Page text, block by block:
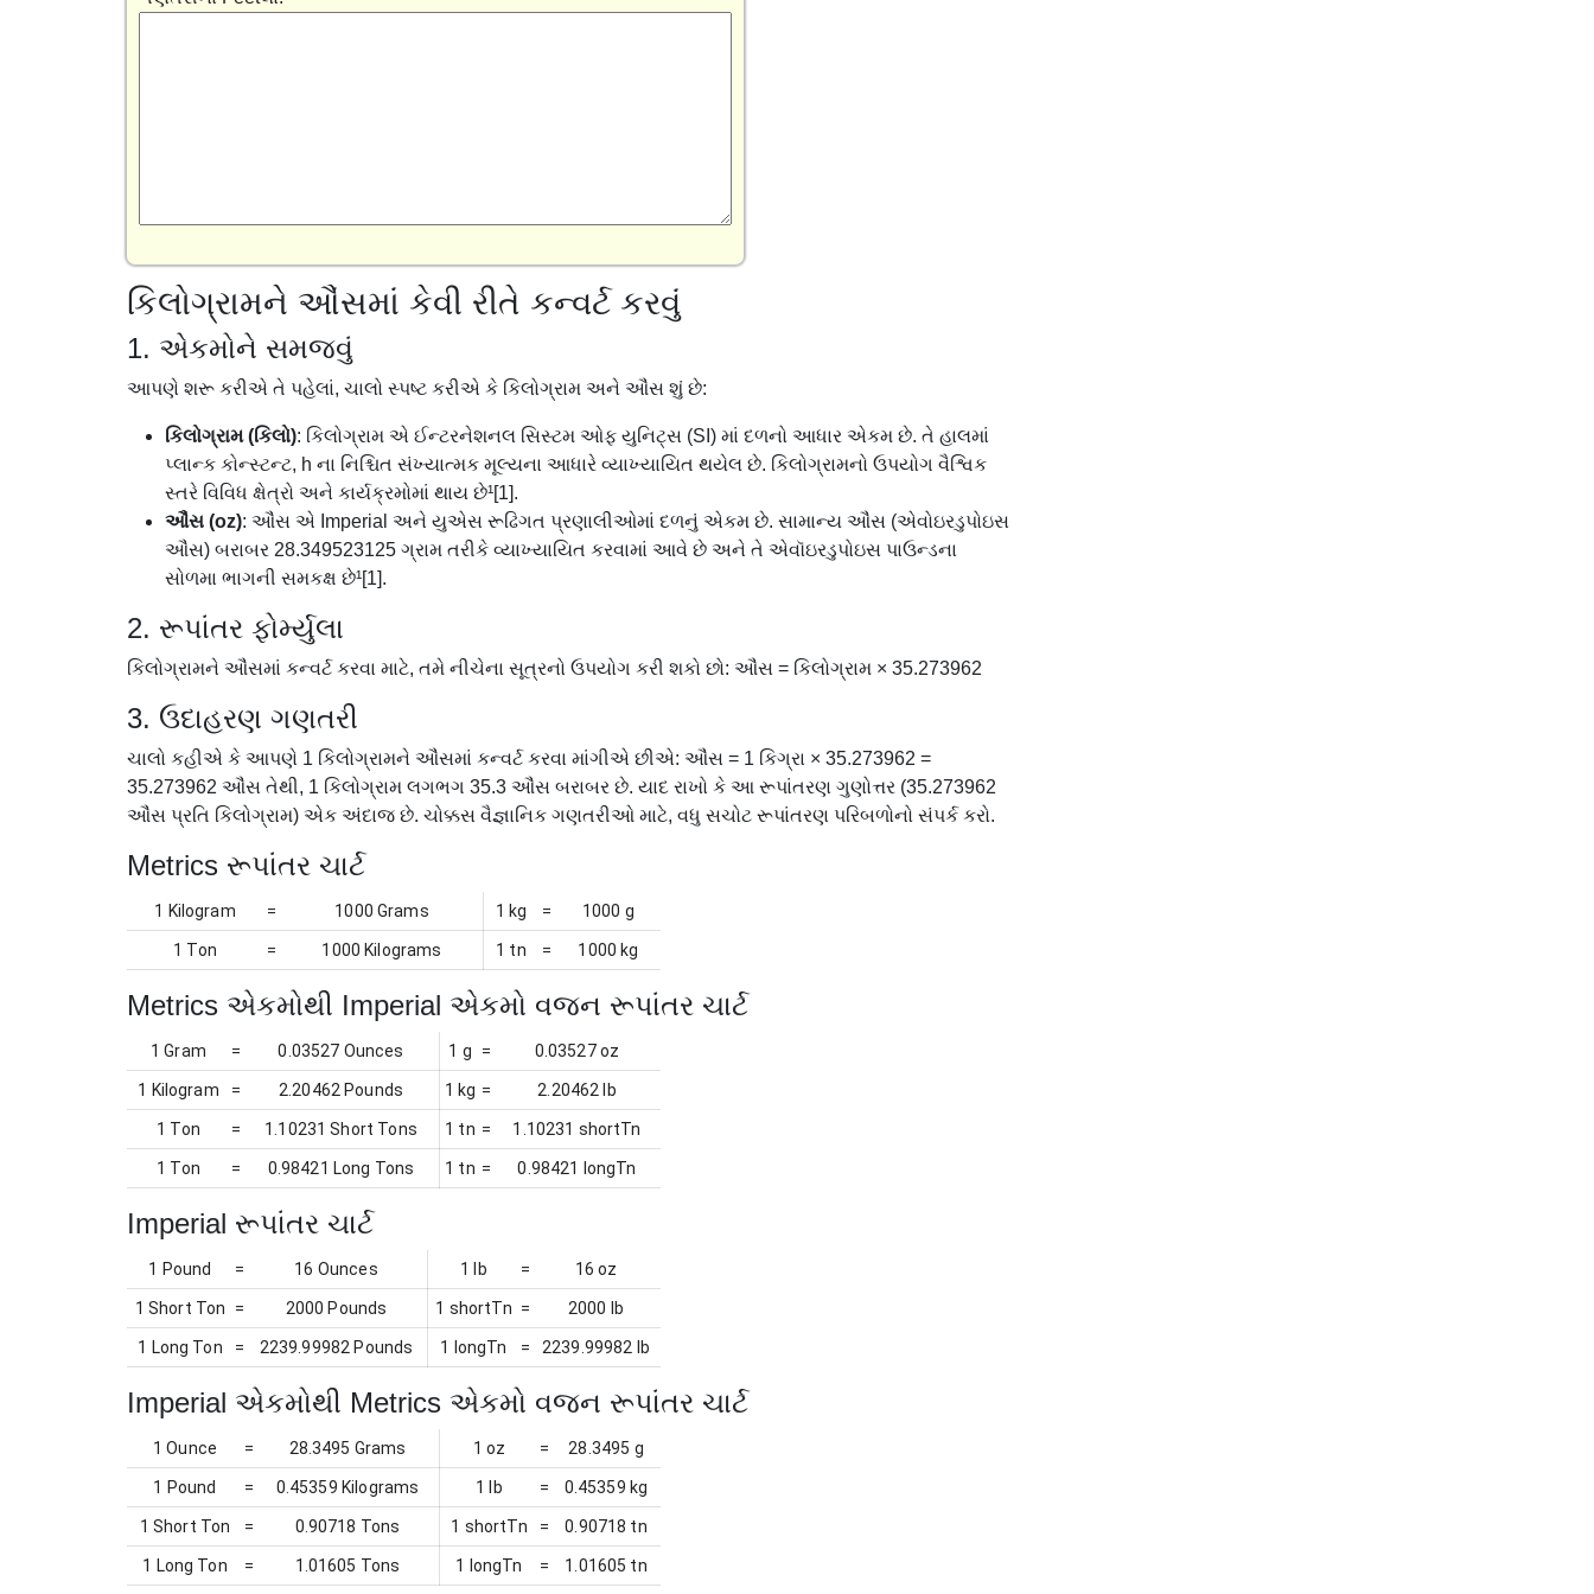
કિલોગ્રામને ઔંસમાં કેવી રીતે કન્વર્ટ કરવું
1. એકમોને સમજવું
આપણે શરૂ કરીએ તે પહેલાં, ચાલો સ્પષ્ટ કરીએ કે કિલોગ્રામ અને ઔંસ શું છે:
કિલોગ્રામ (કિલો): કિલોગ્રામ એ ઈન્ટરનેશનલ સિસ્ટમ ઓફ યુનિટ્સ (SI) માં દળનો આધાર એકમ છે. તે હાલમાં
પ્લાન્ક કોન્સ્ટન્ટ, h ના નિશ્ચિત સંખ્યાત્મક મૂલ્યના આધારે વ્યાખ્યાયિત થયેલ છે. કિલોગ્રામનો ઉપયોગ વૈશ્વિક
સ્તરે વિવિધ ક્ષેત્રો અને કાર્યક્રમોમાં થાય છે¹[1].
ઔંસ (oz): ઔંસ એ Imperial અને યુએસ રૂઢિગત પ્રણાલીઓમાં દળનું એકમ છે. સામાન્ય ઔંસ (એવોઇરડુપોઇસ
ઔંસ) બરાબર 28.349523125 ગ્રામ તરીકે વ્યાખ્યાયિત કરવામાં આવે છે અને તે એવૉઇરડુપોઇસ પાઉન્ડના
સોળમા ભાગની સમકક્ષ છે¹[1].
2. રૂપાંતર ફોર્મ્યુલા
કિલોગ્રામને ઔંસમાં કન્વર્ટ કરવા માટે, તમે નીચેના સૂત્રનો ઉપયોગ કરી શકો છો: ઔંસ = કિલોગ્રામ × 35.273962
3. ઉદાહરણ ગણતરી
ચાલો કહીએ કે આપણે 1 કિલોગ્રામને ઔંસમાં કન્વર્ટ કરવા માંગીએ છીએ: ઔંસ = 1 કિગ્રા × 35.273962 =
35.273962 ઔંસ તેથી, 1 કિલોગ્રામ લગભગ 35.3 ઔંસ બરાબર છે. યાદ રાખો કે આ રૂપાંતરણ ગુણોત્તર (35.273962
ઔંસ પ્રતિ કિલોગ્રામ) એક અંદાજ છે. ચોક્કસ વૈજ્ઞાનિક ગણતરીઓ માટે, વધુ સચોટ રૂપાંતરણ પરિબળોનો સંપર્ક કરો.
Metrics રૂપાંતર ચાર્ટ
1 Kilogram = 1000 Grams 1 kg = 1000 g
1 Ton = 1000 Kilograms 1 tn = 1000 kg
Metrics એકમોથી Imperial એકમો વજન રૂપાંતર ચાર્ટ
1 Gram = 0.03527 Ounces 1 g = 0.03527 oz
1 Kilogram = 2.20462 Pounds 1 kg = 2.20462 lb
1 Ton = 1.10231 Short Tons 1 tn = 1.10231 shortTn
1 Ton = 0.98421 Long Tons 1 tn = 0.98421 longTn
Imperial રૂપાંતર ચાર્ટ
1 Pound = 16 Ounces 1 lb = 16 oz
1 Short Ton = 2000 Pounds 1 shortTn = 2000 lb
1 Long Ton = 2239.99982 Pounds 1 longTn = 2239.99982 lb
Imperial એકમોથી Metrics એકમો વજન રૂપાંતર ચાર્ટ
1 Ounce = 28.3495 Grams 1 oz = 28.3495 g
1 Pound = 0.45359 Kilograms 1 lb = 0.45359 kg
1 Short Ton = 0.90718 Tons 1 shortTn = 0.90718 tn
1 Long Ton = 1.01605 Tons 1 longTn = 1.01605 tn